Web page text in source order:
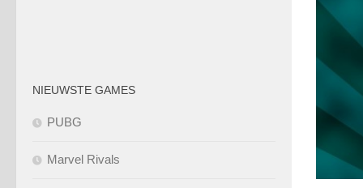
NIEUWSTE GAMES
PUBG
Marvel Rivals